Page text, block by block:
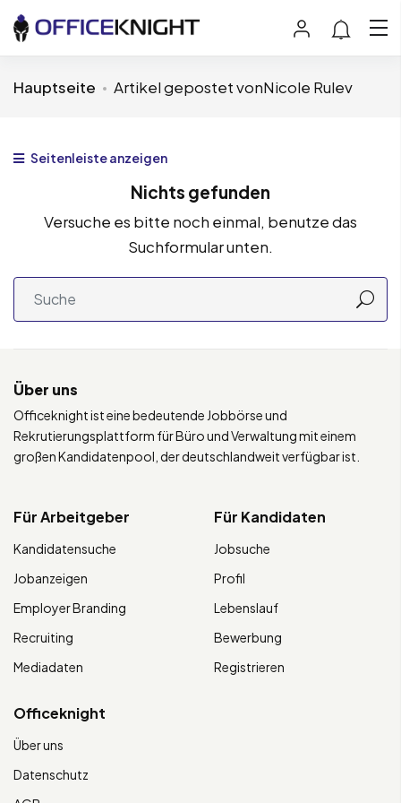
Hauptseite Artikel gepostet vonNicole Rulev
Seitenleiste anzeigen
Nichts gefunden
Versuche es bitte noch einmal, benutze das
Suchformular unten.
Über uns
Officeknight ist eine bedeutende Jobbörse und
Rekrutierungsplattform für Büro und Verwaltung mit einem
großen Kandidatenpool, der deutschlandweit verfügbar ist.
Für Arbeitgeber
Kandidatensuche
Jobanzeigen
Employer Branding
Recruiting
Mediadaten
Für Kandidaten
Jobsuche
Profil
Lebenslauf
Bewerbung
Registrieren
Officeknight
Über uns
Datenschutz